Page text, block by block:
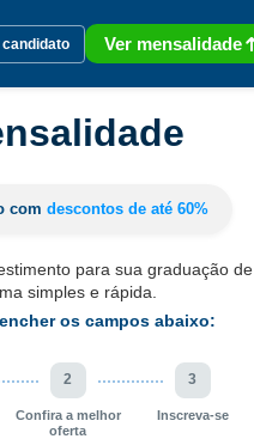
Ver mensalidade
com descontos de até 60%
para sua graduação de
simples e rápida.
os campos abaixo:
2
Confira a melhor
oferta
3
Inscreva-se